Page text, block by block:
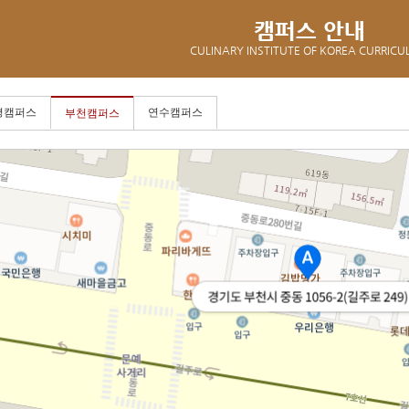
캠퍼스 안내
CULINARY INSTITUTE OF KOREA
캠퍼스 부천캠퍼스 연수캠퍼스